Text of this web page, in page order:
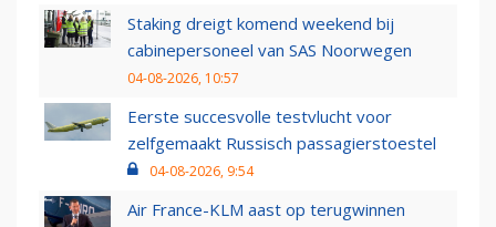
Staking dreigt komend weekend bij
cabinepersoneel van SAS Noorwegen
04-08-2026, 10:57
Eerste succesvolle testvlucht voor
zelfgemaakt Russisch passagierstoestel
04-08-2026, 9:54
Air France-KLM aast op terugwinnen